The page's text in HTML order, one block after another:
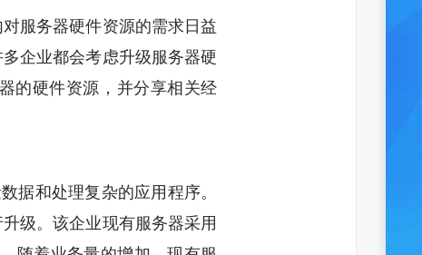
服务器硬件资源的需求日益
企业都会考虑升级服务器硬
的硬件资源，并分享相关经
据和处理复杂的应用程序。
级。该企业现有服务器采用